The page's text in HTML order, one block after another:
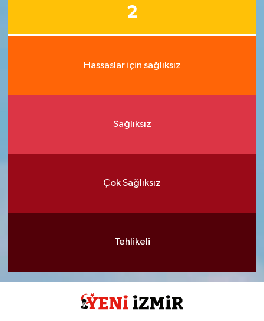
2
Hassaslar için sağlıksız
Sağlıksız
Çok Sağlıksız
Tehlikeli